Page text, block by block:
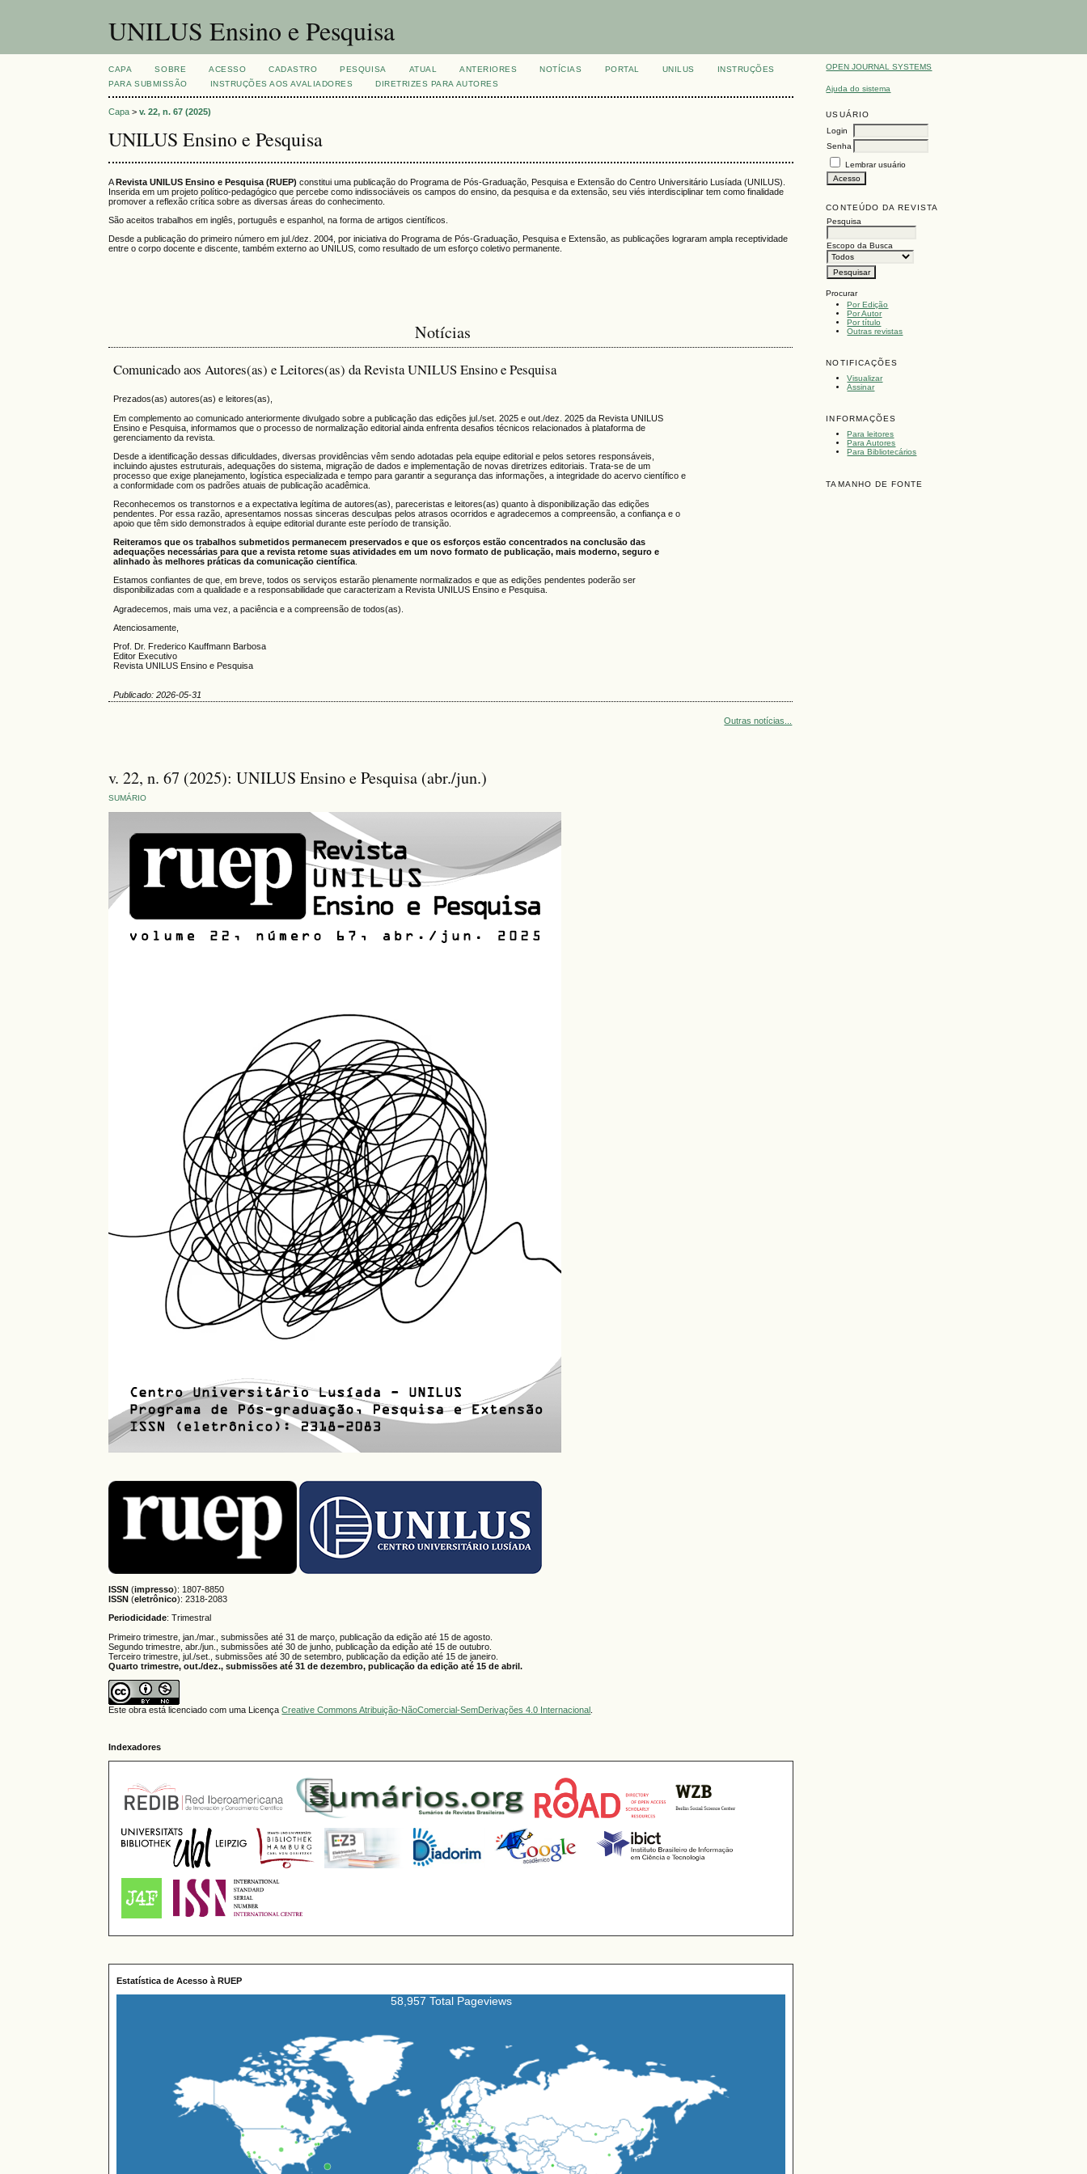
UNILUS Ensino e Pesquisa
OPEN JOURNAL SYSTEMS
Ajuda do sistema
USUÁRIO
Login
Senha
Lembrar usuário
CONTEÚDO DA REVISTA
Pesquisa
Escopo da Busca
Procurar
Por Edição
Por Autor
Por título
Outras revistas
NOTIFICAÇÕES
Visualizar
Assinar
INFORMAÇÕES
Para leitores
Para Autores
Para Bibliotecários
TAMANHO DE FONTE
CAPA SOBRE ACESSO CADASTRO PESQUISA ATUAL ANTERIORES NOTÍCIAS PORTAL UNILUS
INSTRUÇÕES
PARA SUBMISSÃO
INSTRUÇÕES AOS AVALIADORES DIRETRIZES PARA AUTORES
Capa >v. 22, n. 67 (2025)
UNILUS Ensino e Pesquisa
ARevista UNILUS Ensino e Pesquisa (RUEP) constitui uma publicação do Programa de Pós-Graduação, Pesquisa e Extensão do Centro Universitário Lusíada (UNILUS).
Inserida em um projeto político-pedagógico que percebe como indissociáveis os campos do ensino, da pesquisa e da extensão, seu viés interdisciplinar tem como finalidade
promover a reflexão crítica sobre as diversas áreas do conhecimento.
São aceitos trabalhos em inglês, português e espanhol, na forma de artigos científicos.
Desde a publicação do primeiro número em jul./dez. 2004, por iniciativa do Programa de Pós-Graduação, Pesquisa e Extensão, as publicações lograram ampla receptividade
entre o corpo docente e discente, também externo ao UNILUS, como resultado de um esforço coletivo permanente.
Notícias
Comunicado aos Autores(as) e Leitores(as) da Revista UNILUS Ensino e Pesquisa
Prezados(as) autores(as) e leitores(as),
Em complemento ao comunicado anteriormente divulgado sobre a publicação das edições jul./set. 2025 e out./dez. 2025 da Revista UNILUS
Ensino e Pesquisa, informamos que o processo de normalização editorial ainda enfrenta desafios técnicos relacionados à plataforma de
gerenciamento da revista.
Desde a identificação dessas dificuldades, diversas providências vêm sendo adotadas pela equipe editorial e pelos setores responsáveis,
incluindo ajustes estruturais, adequações do sistema, migração de dados e implementação de novas diretrizes editoriais. Trata-se de um
processo que exige planejamento, logística especializada e tempo para garantir a segurança das informações, a integridade do acervo científico e
a conformidade com os padrões atuais de publicação acadêmica.
Reconhecemos os transtornos e a expectativa legítima de autores(as), pareceristas e leitores(as) quanto à disponibilização das edições
pendentes. Por essa razão, apresentamos nossas sinceras desculpas pelos atrasos ocorridos e agradecemos a compreensão, a confiança e o
apoio que têm sido demonstrados à equipe editorial durante este período de transição.
Reiteramos que os trabalhos submetidos permanecem preservados e que os esforços estão concentrados na conclusão das
adequações necessárias para que a revista retome suas atividades em um novo formato de publicação, mais moderno, seguro e
alinhado às melhores práticas da comunicação científica.
Estamos confiantes de que, em breve, todos os serviços estarão plenamente normalizados e que as edições pendentes poderão ser
disponibilizadas com a qualidade e a responsabilidade que caracterizam a Revista UNILUS Ensino e Pesquisa.
Agradecemos, mais uma vez, a paciência e a compreensão de todos(as).
Atenciosamente,
Prof. Dr. Frederico Kauffmann Barbosa
Editor Executivo
Revista UNILUS Ensino e Pesquisa
Publicado: 2026-05-31
Outras notícias...
v. 22, n. 67 (2025): UNILUS Ensino e Pesquisa (abr./jun.)
SUMÁRIO
ISSN (impresso): 1807-8850
ISSN (eletrônico):2318-2083
Periodicidade: Trimestral
Primeiro trimestre, jan./mar., submissões até 31 de março, publicação da edição até 15 de agosto.
Segundo trimestre, abr./jun., submissões até 30 de junho, publicação da edição até 15 de outubro.
Terceiro trimestre, jul./set., submissões até 30 de setembro, publicação da edição até 15 de janeiro.
Quarto trimestre, out./dez., submissões até 31 de dezembro, publicação da edição até 15 de abril.
Este obra está licenciado com uma LicençaCreative Commons Atribuição-NãoComercial-SemDerivações 4.0 Internacional
Indexadores
Estatística de Acesso à RUEP
58,957 Total Pageviews